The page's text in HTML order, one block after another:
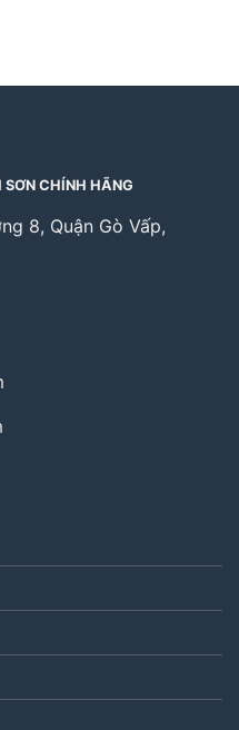
SƠN CHÍNH HÃNG
8, Quận Gò Vấp,